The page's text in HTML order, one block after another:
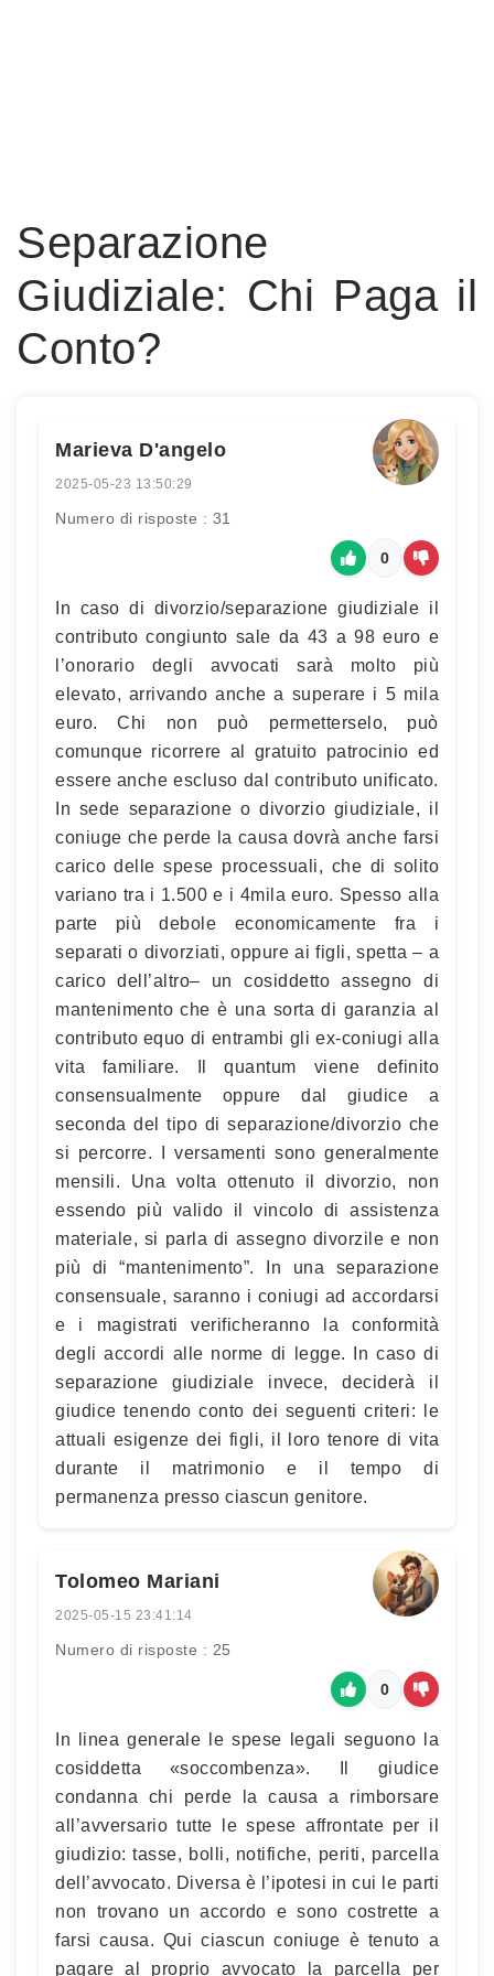
Separazione
Giudiziale: Chi Paga il
Conto?
Marieva D'angelo
2025-05-23 13:50:29
Numero di risposte : 31
0
In caso di divorzio/separazione giudiziale il
contributo congiunto sale da 43 a 98 euro e
l’onorario degli avvocati sarà molto più
elevato, arrivando anche a superare i 5 mila
euro. Chi non può permetterselo, può
comunque ricorrere al gratuito patrocinio ed
essere anche escluso dal contributo unificato.
In sede separazione o divorzio giudiziale, il
coniuge che perde la causa dovrà anche farsi
carico delle spese processuali, che di solito
variano tra i 1.500 e i 4mila euro. Spesso alla
parte più debole economicamente fra i
separati o divorziati, oppure ai figli, spetta – a
carico dell’altro– un cosiddetto assegno di
mantenimento che è una sorta di garanzia al
contributo equo di entrambi gli ex-coniugi alla
vita familiare. Il quantum viene definito
consensualmente oppure dal giudice a
seconda del tipo di separazione/divorzio che
si percorre. I versamenti sono generalmente
mensili. Una volta ottenuto il divorzio, non
essendo più valido il vincolo di assistenza
materiale, si parla di assegno divorzile e non
più di “mantenimento”. In una separazione
consensuale, saranno i coniugi ad accordarsi
e i magistrati verificheranno la conformità
degli accordi alle norme di legge. In caso di
separazione giudiziale invece, deciderà il
giudice tenendo conto dei seguenti criteri: le
attuali esigenze dei figli, il loro tenore di vita
durante il matrimonio e il tempo di
permanenza presso ciascun genitore.
Tolomeo Mariani
2025-05-15 23:41:14
Numero di risposte : 25
0
In linea generale le spese legali seguono la
cosiddetta «soccombenza». Il giudice
condanna chi perde la causa a rimborsare
all’avversario tutte le spese affrontate per il
giudizio: tasse, bolli, notifiche, periti, parcella
dell’avvocato. Diversa è l’ipotesi in cui le parti
non trovano un accordo e sono costrette a
farsi causa. Qui ciascun coniuge è tenuto a
pagare al proprio avvocato la parcella per